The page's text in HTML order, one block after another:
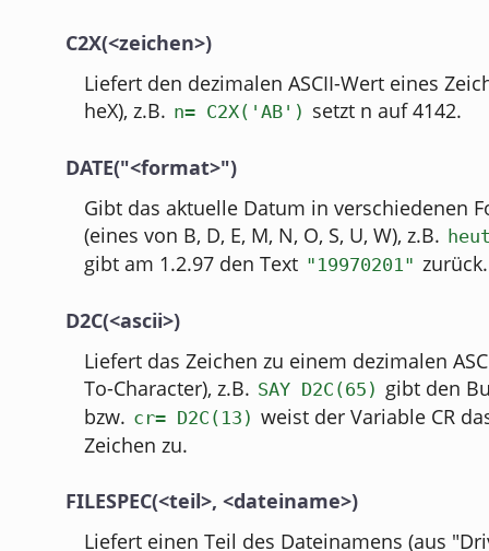
C2X(<zeichen>)
Liefert den dezimalen ASCII-Wert eines
heX), z.B. n= C2X('AB') setzt n auf 4142.
DATE("<format>")
Gibt das aktuelle Datum in verschiedenen
(eines von B, D, E, M, N, O, S, U, W), z.B.
gibt am 1.2.97 den Text "19970201" zurück.
D2C(<ascii>)
Liefert das Zeichen zu einem dezimalen
To-Character), z.B. SAY D2C(65) gibt den
bzw. cr= D2C(13) weist der Variable CR
Zeichen zu.
FILESPEC(<teil>, <dateiname>)
Liefert einen Teil des Dateinamens (aus